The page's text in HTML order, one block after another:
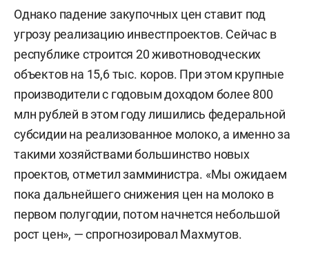
Однако падение закупочных цен ставит под
угрозу реализацию инвестпроектов. Сейчас в
республике строится 20 животноводческих
объектов на 15,6 тыс. коров. При этом крупные
производители с годовым доходом более 800
млн рублей в этом году лишились федеральной
субсидии на реализованное молоко, а именно за
такими хозяйствами большинство новых
проектов, отметил замминистра. «Мы ожидаем
пока дальнейшего снижения цен на молоко в
первом полугодии, потом начнется небольшой
рост цен», — спрогнозировал Махмутов.